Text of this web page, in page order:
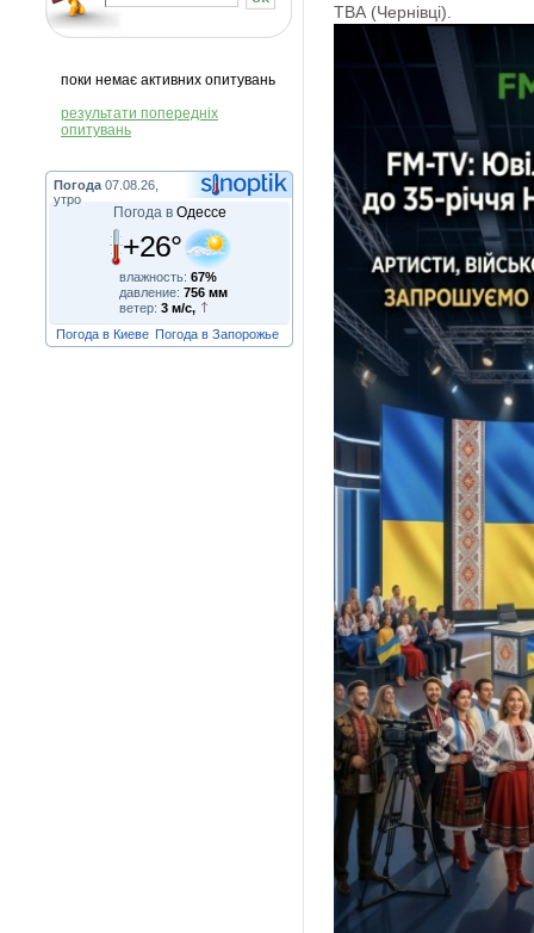
поки немає активних опитувань
результати попередніх
опитувань
Погода 07.08.26,
утро
Погода в Одессе
+26°
влажность: 67%
давление: 756 мм
ветер: 3 м/с,
Погода в Киеве Погода в Запорожье
ТВА (Чернівці).